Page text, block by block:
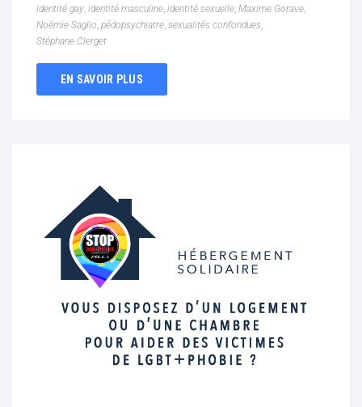
identité gay, identité masculine, identité sexuelle, Maxime Gorave,
Noémie Saglio, pédopsychiatre, sexualités confondues,
Stéphane Clerget
EN SAVOIR PLUS